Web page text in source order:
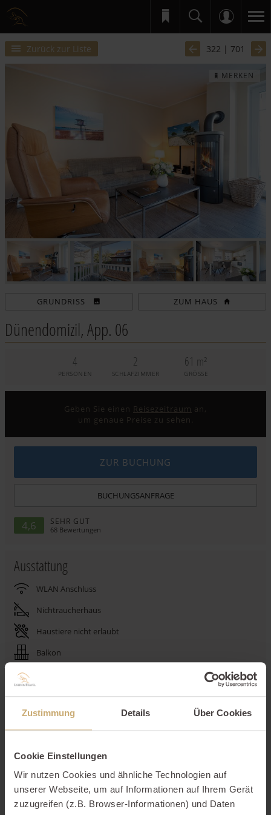
Zustimmung Details Über Cookies
Cookie Einstellungen
Wir nutzen Cookies und ähnliche Technologien auf
unserer Webseite, um auf Informationen auf Ihrem Gerät
zuzugreifen (z.B. Browser-Informationen) und Daten
Zurück zur Liste 322 | 701
MERKEN
ZUM HAUS
Dünendomizil, App. 06
4
PERSONEN
2
SCHLAFZIMMER
61 m²
GRÖSSE
Geben Sie einen Reisezeitraum an,
um genaue Preise zu sehen.
ZUR BUCHUNG
BUCHUNGSANFRAGE
4,6 SEHR GUT
68 Bewertungen
Ausstattung
WLAN Anschluss
Nichtraucherhaus
Haustiere nicht erlaubt
Balkon
Kamin
Strandkorb
Spülmaschine
Aufzug